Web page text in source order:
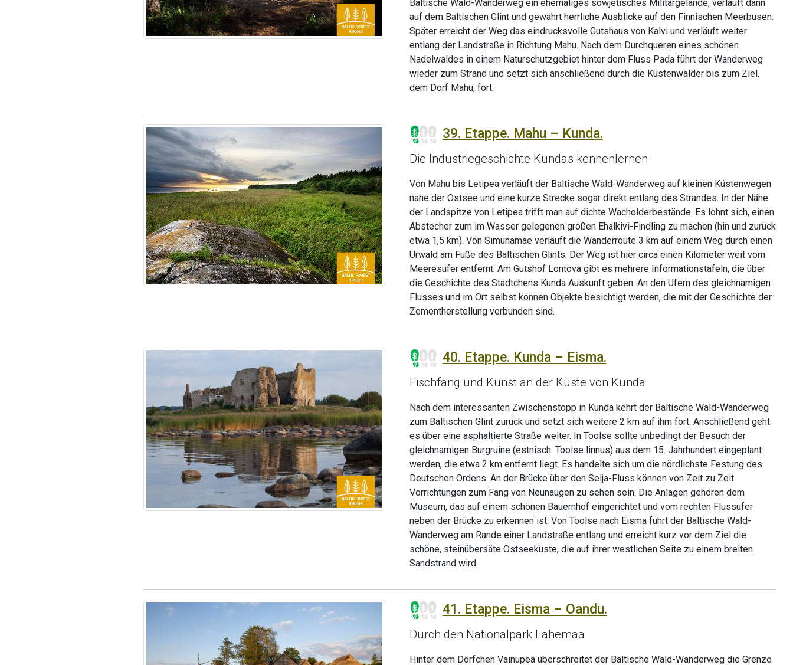
Baltische Wald-Wanderweg ein ehemaliges sowjetisches Militärgelände, verläuft dann
auf dem Baltischen Glint und gewährt herrliche Ausblicke auf den Finnischen Meerbusen.
Später erreicht der Weg das eindrucksvolle Gutshaus von Kalvi und verläuft weiter
entlang der Landstraße in Richtung Mahu. Nach dem Durchqueren eines schönen
Nadelwaldes in einem Naturschutzgebiet hinter dem Fluss Pada führt der Wanderweg
wieder zum Strand und setzt sich anschließend durch die Küstenwälder bis zum Ziel,
dem Dorf Mahu, fort.
39. Etappe. Mahu – Kunda.
Die Industriegeschichte Kundas kennenlernen
Von Mahu bis Letipea verläuft der Baltische Wald-Wanderweg auf kleinen Küstenwegen
nahe der Ostsee und eine kurze Strecke sogar direkt entlang des Strandes. In der Nähe
der Landspitze von Letipea trifft man auf dichte Wacholderbestände. Es lohnt sich, einen
Abstecher zum im Wasser gelegenen großen Ehalkivi-Findling zu machen (hin und zurück
etwa 1,5 km). Von Simunamäe verläuft die Wanderroute 3 km auf einem Weg durch einen
Urwald am Fuße des Baltischen Glints. Der Weg ist hier circa einen Kilometer weit vom
Meeresufer entfernt. Am Gutshof Lontova gibt es mehrere Informationstafeln, die über
die Geschichte des Städtchens Kunda Auskunft geben. An den Ufern des gleichnamigen
Flusses und im Ort selbst können Objekte besichtigt werden, die mit der Geschichte der
Zementherstellung verbunden sind.
40. Etappe. Kunda – Eisma.
Fischfang und Kunst an der Küste von Kunda
Nach dem interessanten Zwischenstopp in Kunda kehrt der Baltische Wald-Wanderweg
zum Baltischen Glint zurück und setzt sich weitere 2 km auf ihm fort. Anschließend geht
es über eine asphaltierte Straße weiter. In Toolse sollte unbedingt der Besuch der
gleichnamigen Burgruine (estnisch: Toolse linnus) aus dem 15. Jahrhundert eingeplant
werden, die etwa 2 km entfernt liegt. Es handelte sich um die nördlichste Festung des
Deutschen Ordens. An der Brücke über den Selja-Fluss können von Zeit zu Zeit
Vorrichtungen zum Fang von Neunaugen zu sehen sein. Die Anlagen gehören dem
Museum, das auf einem schönen Bauernhof eingerichtet und vom rechten Flussufer
neben der Brücke zu erkennen ist. Von Toolse nach Eisma führt der Baltische Wald-
Wanderweg am Rande einer Landstraße entlang und erreicht kurz vor dem Ziel die
schöne, steinübersäte Ostseeküste, die auf ihrer westlichen Seite zu einem breiten
Sandstrand wird.
41. Etappe. Eisma – Oandu.
Durch den Nationalpark Lahemaa
Hinter dem Dörfchen Vainupea überschreitet der Baltische Wald-Wanderweg die Grenze